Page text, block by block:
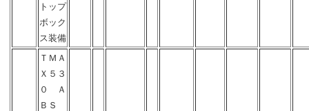
トップ
ボック
ス装備
ＴＭＡ
Ｘ５３
０ Ａ
ＢＳ